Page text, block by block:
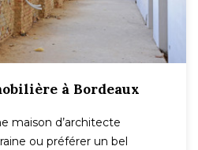
à Bordeaux
maison d’architecte
ou préférer un bel